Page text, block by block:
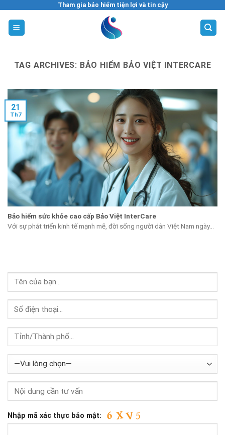
content
Tham gia bảo hiểm tiện lợi và tin cậy
TAG ARCHIVES: BẢO HIỂM BẢO VIỆT INTERCARE
Bảo hiểm sức khỏe cao cấp Bảo Việt InterCare
Với sự phát triển kinh tế mạnh mẽ, đời sống người dân Việt Nam ngày...
21
Th7
Nhập mã xác thực bảo mật: